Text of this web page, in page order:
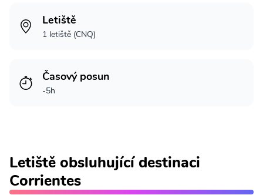
Letiště
1 letiště (CNQ)
Časový posun
-5h
Letiště obsluhující destinaci
Corrientes